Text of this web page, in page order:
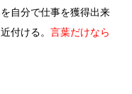
自分で仕事を獲得出来
付ける。 言葉だけなら